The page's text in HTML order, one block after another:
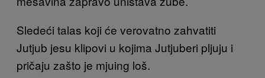
Sledeći talas koji će verovatno zahvatiti
Jutjub jesu klipovi u kojima Jutjuberi pljuju i
pričaju zašto je mjuing loš.